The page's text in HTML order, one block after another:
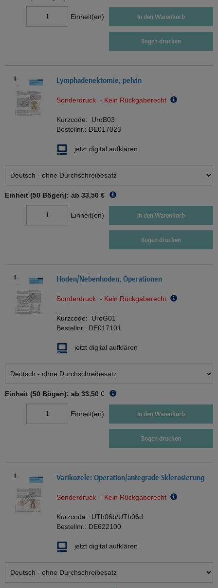
Einheit(en) In den Warenkorb
Bogen drucken
Lymphadenektomie, pelvin
Sonderdruck - Kein Rückgaberecht
Kurzcode: UroB03
Bestellnr.: DE017023
jetzt digital aufklären
Einheit (50 Bögen): ab 33,50 €
Einheit(en) In den Warenkorb
Bogen drucken
Hoden/Nebenhoden, Operationen
Sonderdruck - Kein Rückgaberecht
Kurzcode: UroG01
Bestellnr.: DE017101
jetzt digital aufklären
Einheit (50 Bögen): ab 33,50 €
Einheit(en) In den Warenkorb
Bogen drucken
Varikozele: Operation/antegrade Sklerosierung
Sonderdruck - Kein Rückgaberecht
Kurzcode: UTh06b/UTh06d
Bestellnr.: DE622100
jetzt digital aufklären